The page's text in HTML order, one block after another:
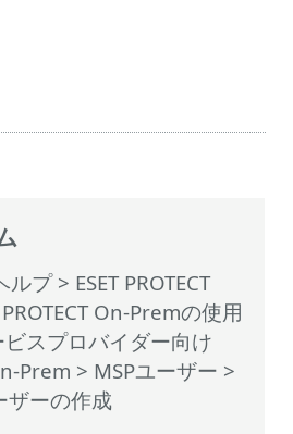
ルプ> ESET PROTECT
PROTECT On-Premの使用
スプロバイダー向け
Prem > MSPユーザー >
ザーの作成